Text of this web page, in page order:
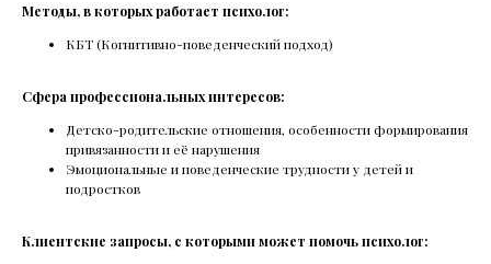
Методы, в которых работает психолог:
КБТ (Когнитивно-поведенческий подход)
Сфера профессиональных интересов:
Детско-родительские отношения, особенности формирования
привязанности и её нарушения
Эмоциональные и поведенческие трудности у детей и
подростков
Клиентские запросы, с которыми может помочь психолог:
у детей и взрослых